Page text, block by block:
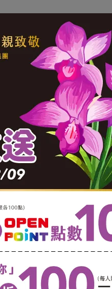
合油 4.堅持新鮮少量生產
產物0505字第
地址】嘉義市民族路583巷
采園生態驗證有限公司 證書
運費 $65。1.1-3 公里，每
服務(商品瑕疵及配送錯誤情
九條第一項但書所稱合理
之適用。